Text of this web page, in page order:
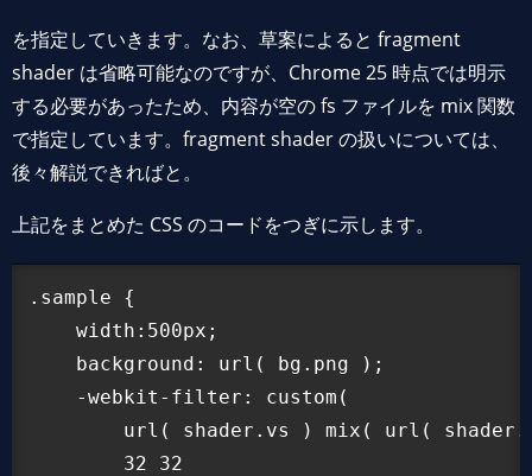
を指定していきます。なお、草案によると fragment
shader は省略可能なのですが、Chrome 25 時点では明示
する必要があったため、内容が空の fs ファイルを mix 関数
で指定しています。fragment shader の扱いについては、
後々解説できればと。
上記をまとめた CSS のコードをつぎに示します。
.sample {
    width:500px;
    background: url( bg.png );
    -webkit-filter: custom(
url( shader.vs ) mix( url(
        32 32